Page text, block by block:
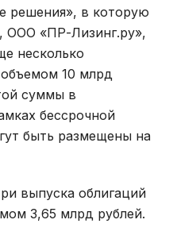
решения», в которую
, ООО «ПР-Лизинг.ру»,
несколько
10 млрд
суммы в
бессрочной
быть размещены на
выпуска облигаций
3,65 млрд рублей.